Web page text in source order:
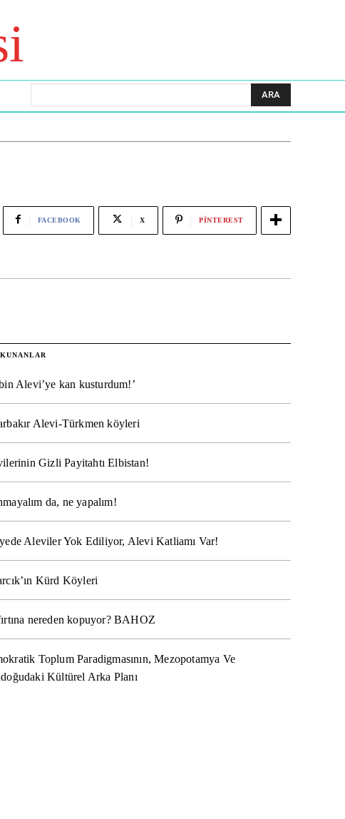
ARA
FACEBOOK X PINTEREST
Alevi’ye kan kusturdum!’
Alevi-Türkmen köyleri
Gizli Payitahtı Elbistan!
da, ne yapalım!
Aleviler Yok Ediliyor, Alevi Katliamı Var!
Kürd Köyleri
nereden kopuyor? BAHOZ
Toplum Paradigmasının, Mezopotamya Ve
Kültürel Arka Planı